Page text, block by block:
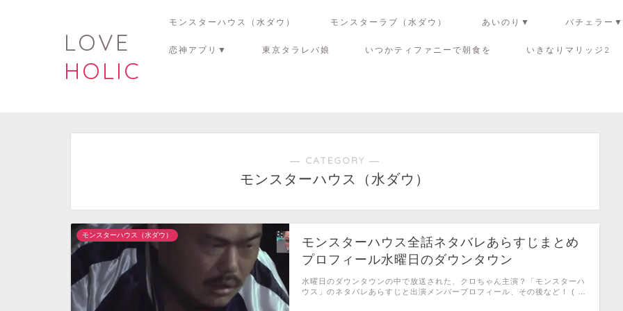
LOVE
HOLIC
モンスターハウス（水ダウ） モンスターラブ（水ダウ） あいのり▼ バチェラー▼
恋神アプリ▼ 東京タラレバ娘 いつかティファニーで朝食を いきなりマリッジ2
― CATEGORY ―
モンスターハウス（水ダウ）
モンスターハウス（水ダウ）
モンスターハウス全話ネタバレあらすじまとめ
プロフィール水曜日のダウンタウン
水曜日のダウンタウンの中で放送された、クロちゃん主演？「モンスターハ
ウス」のネタバレあらすじと出演メンバープロフィール、その後など！ ( …